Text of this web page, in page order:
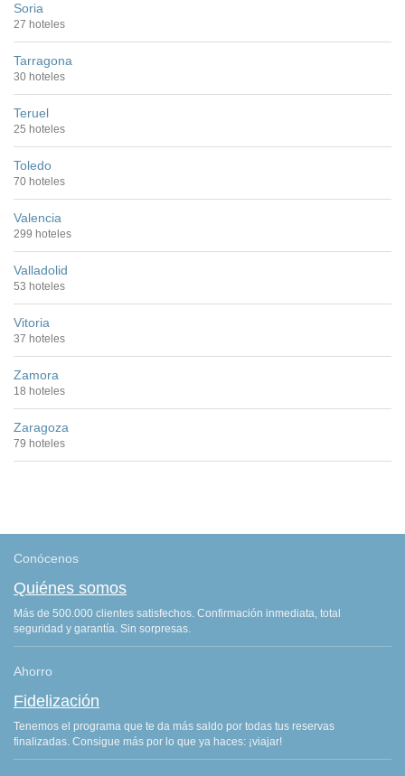
Soria
27 hoteles
Tarragona
30 hoteles
Teruel
25 hoteles
Toledo
70 hoteles
Valencia
299 hoteles
Valladolid
53 hoteles
Vitoria
37 hoteles
Zamora
18 hoteles
Zaragoza
79 hoteles
Conócenos
Quiénes somos
Más de 500.000 clientes satisfechos. Confirmación inmediata, total
seguridad y garantía. Sin sorpresas.
Ahorro
Fidelización
Tenemos el programa que te da más saldo por todas tus reservas
finalizadas. Consigue más por lo que ya haces: ¡viajar!